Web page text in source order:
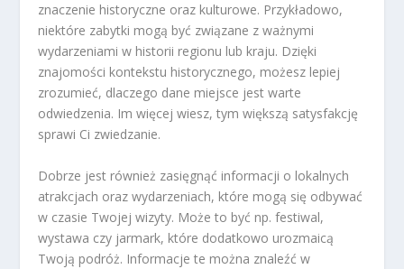
znaczenie historyczne oraz kulturowe. Przykładowo,
niektóre zabytki mogą być związane z ważnymi
wydarzeniami w historii regionu lub kraju. Dzięki
znajomości kontekstu historycznego, możesz lepiej
zrozumieć, dlaczego dane miejsce jest warte
odwiedzenia. Im więcej wiesz, tym większą satysfakcję
sprawi Ci zwiedzanie.
Dobrze jest również zasięgnąć informacji o lokalnych
atrakcjach oraz wydarzeniach, które mogą się odbywać
w czasie Twojej wizyty. Może to być np. festiwal,
wystawa czy jarmark, które dodatkowo urozmaicą
Twoją podróż. Informacje te można znaleźć w